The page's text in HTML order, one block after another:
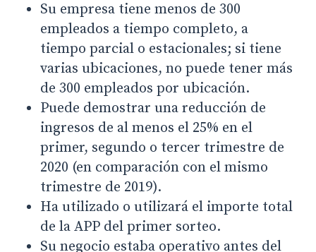
Su empresa tiene menos de 300
empleados a tiempo completo, a
tiempo parcial o estacionales; si tiene
varias ubicaciones, no puede tener más
de 300 empleados por ubicación.
Puede demostrar una reducción de
ingresos de al menos el 25% en el
primer, segundo o tercer trimestre de
2020 (en comparación con el mismo
trimestre de 2019).
Ha utilizado o utilizará el importe total
de la APP del primer sorteo.
Su negocio estaba operativo antes del